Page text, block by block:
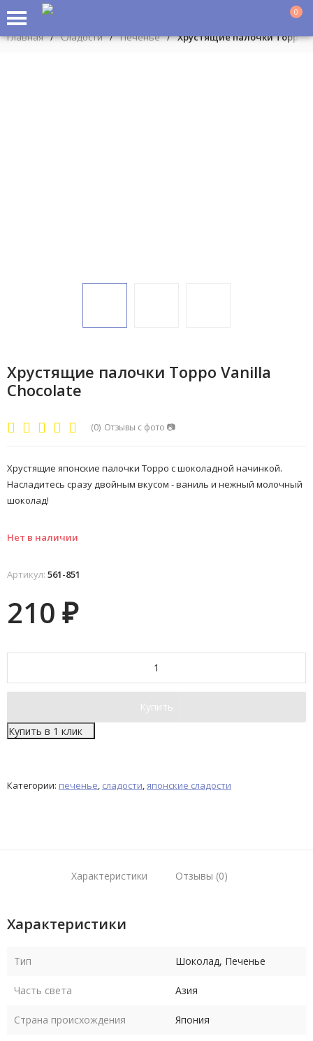
0
Главная / Сладости / Печенье / Хрустящие палочки Toppo
Хрустящие палочки Toppo Vanilla
Chocolate
(0) Отзывы с фото 📷
Хрустящие японские палочки Toppo с шоколадной начинкой.
Насладитесь сразу двойным вкусом - ваниль и нежный молочный
шоколад!
Нет в наличии
Артикул: 561-851
210 ₽
Купить
Купить в 1 клик
Категории: печенье сладости японские сладости
Характеристики Отзывы (0)
Характеристики
Тип Шоколад, Печенье
Часть света Азия
Страна происхождения Япония